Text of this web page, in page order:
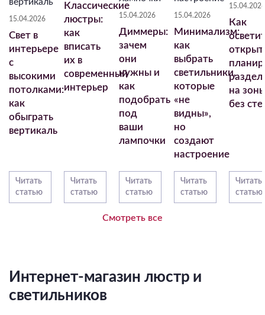
15.04.2026
Свет в
интерьере
с
высокими
потолками:
как
обыграть
вертикаль
Читать
статью
Классические
люстры:
как
вписать
их в
современный
интерьер
Читать
статью
15.04.2026
Диммеры:
зачем
они
нужны и
как
подобрать
под
ваши
лампочки
Читать
статью
15.04.2026
Минимализм:
как
выбрать
светильники,
которые
«не
видны»,
но
создают
настроение
Читать
статью
15.04.2026
Как
на
без
Читать
статью
Смотреть все
Интернет-магазин люстр и
светильников